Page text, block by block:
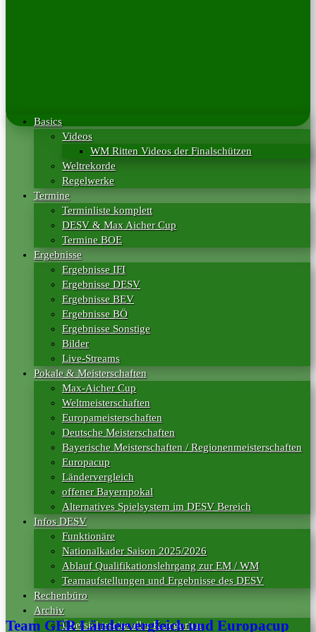
Basics
Videos
WM Ritten Videos der Finalschützen
Weltrekorde
Regelwerke
Termine
Terminliste komplett
DESV & Max Aicher Cup
Termine BOE
Ergebnisse
Ergebnisse IFI
Ergebnisse DESV
Ergebnisse BEV
Ergebnisse BÖ
Ergebnisse Sonstige
Bilder
Live-Streams
Pokale & Meisterschaften
Max-Aicher Cup
Weltmeisterschaften
Europameisterschaften
Deutsche Meisterschaften
Bayerische Meisterschaften / Regionenmeisterschaften
Europacup
Ländervergleich
offener Bayernpokal
Alternatives Spielsystem im DESV Bereich
Infos DESV
Funktionäre
Nationalkader Saison 2025/2026
Ablauf Qualifikationslehrgang zur EM / WM
Teamaufstellungen und Ergebnisse des DESV
Rechenbüro
Archiv
Übersichtsseite aller Kategorien
Team GER Ländervergleich und Europacup